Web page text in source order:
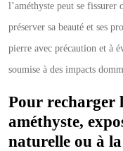
l’améthyste peut se fissurer
préserver sa beauté et ses
pierre avec précaution et à
soumise à des impacts
Pour recharger
améthyste,
naturelle ou à